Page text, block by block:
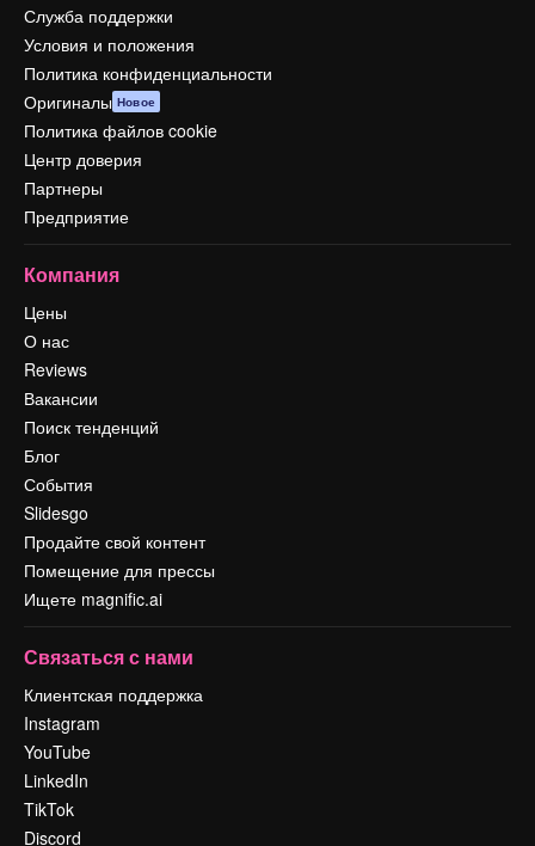
Служба поддержки
Условия и положения
Политика конфиденциальности
Оригиналы Новое
Политика файлов cookie
Центр доверия
Партнеры
Предприятие
Компания
Цены
О нас
Reviews
Вакансии
Поиск тенденций
Блог
События
Slidesgo
Продайте свой контент
Помещение для прессы
Ищете magnific.ai
Связаться с нами
Клиентская поддержка
Instagram
YouTube
LinkedIn
TikTok
Discord